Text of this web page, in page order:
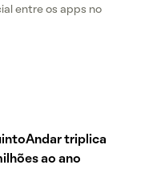
entre os apps no
triplica
ao ano